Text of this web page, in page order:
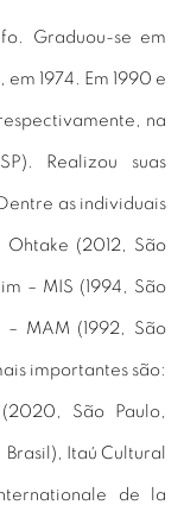
Graduou-se em
1974. Em 1990 e
na
Realizou suas
as individuais
Ohtake (2012, São
– MIS (1994, São
– MAM (1992, São
importantes são:
São Paulo,
Itaú Cultural
de la